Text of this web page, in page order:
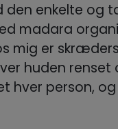
den enkelte og
madara
mig er
huden
hver person,